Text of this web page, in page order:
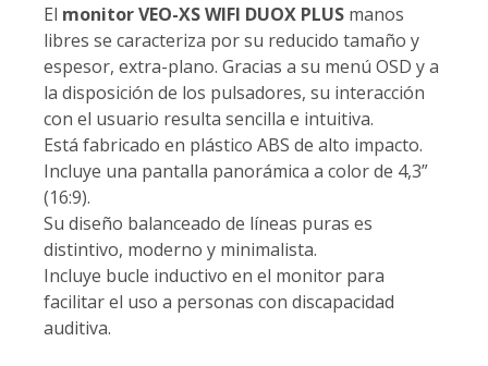
El monitor VEO-XS WIFI DUOX PLUS manos
libres se caracteriza por su reducido tamaño y
espesor, extra-plano. Gracias a su menú OSD y a
la disposición de los pulsadores, su interacción
con el usuario resulta sencilla e intuitiva.
Está fabricado en plástico ABS de alto impacto.
Incluye una pantalla panorámica a color de 4,3”
(16:9).
Su diseño balanceado de líneas puras es
distintivo, moderno y minimalista.
Incluye bucle inductivo en el monitor para
facilitar el uso a personas con discapacidad
auditiva.